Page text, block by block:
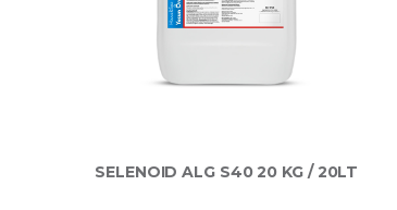
SELENOID ALG S40 20 KG / 20LT